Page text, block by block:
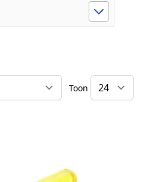
Sorteer op
Toon